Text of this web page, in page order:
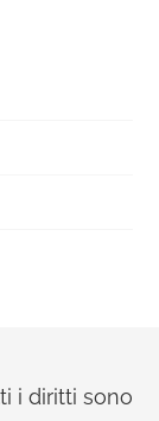
i diritti sono